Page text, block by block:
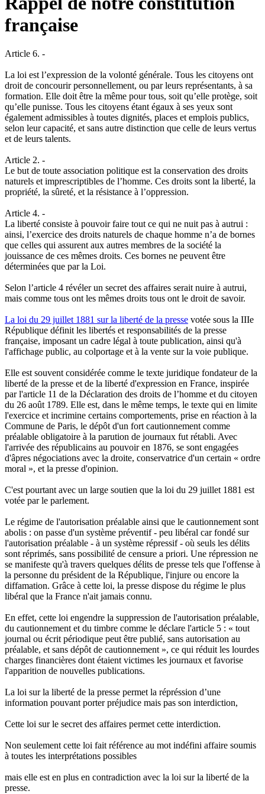
française
Article 6. -
La loi est l’expression de la volonté générale. Tous les citoyens ont
droit de concourir personnellement, ou par leurs représentants, à sa
formation. Elle doit être la même pour tous, soit qu’elle protège, soit
qu’elle punisse. Tous les citoyens étant égaux à ses yeux sont
également admissibles à toutes dignités, places et emplois publics,
selon leur capacité, et sans autre distinction que celle de leurs vertus
et de leurs talents.
Article 2. -
Le but de toute association politique est la conservation des droits
naturels et imprescriptibles de l’homme. Ces droits sont la liberté, la
propriété, la sûreté, et la résistance à l’oppression.
Article 4. -
La liberté consiste à pouvoir faire tout ce qui ne nuit pas à autrui :
ainsi, l’exercice des droits naturels de chaque homme n’a de bornes
que celles qui assurent aux autres membres de la société la
jouissance de ces mêmes droits. Ces bornes ne peuvent être
déterminées que par la Loi.
Selon l’article 4 révéler un secret des affaires serait nuire à autrui,
mais comme tous ont les mêmes droits tous ont le droit de savoir.
La loi du 29 juillet 1881 sur la liberté de la presse votée sous la IIIe
République définit les libertés et responsabilités de la presse
française, imposant un cadre légal à toute publication, ainsi qu'à
l'affichage public, au colportage et à la vente sur la voie publique.
Elle est souvent considérée comme le texte juridique fondateur de la
liberté de la presse et de la liberté d'expression en France, inspirée
par l'article 11 de la Déclaration des droits de l’homme et du citoyen
du 26 août 1789. Elle est, dans le même temps, le texte qui en limite
l'exercice et incrimine certains comportements, prise en réaction à la
Commune de Paris, le dépôt d'un fort cautionnement comme
préalable obligatoire à la parution de journaux fut rétabli. Avec
l'arrivée des républicains au pouvoir en 1876, se sont engagées
d'âpres négociations avec la droite, conservatrice d'un certain « ordre
moral », et la presse d'opinion.
C'est pourtant avec un large soutien que la loi du 29 juillet 1881 est
votée par le parlement.
Le régime de l'autorisation préalable ainsi que le cautionnement sont
abolis : on passe d'un système préventif - peu libéral car fondé sur
l'autorisation préalable - à un système répressif - où seuls les délits
sont réprimés, sans possibilité de censure a priori. Une répression ne
se manifeste qu'à travers quelques délits de presse tels que l'offense à
la personne du président de la République, l'injure ou encore la
diffamation. Grâce à cette loi, la presse dispose du régime le plus
libéral que la France n'ait jamais connu.
En effet, cette loi engendre la suppression de l'autorisation préalable,
du cautionnement et du timbre comme le déclare l'article 5 : « tout
journal ou écrit périodique peut être publié, sans autorisation au
préalable, et sans dépôt de cautionnement », ce qui réduit les lourdes
charges financières dont étaient victimes les journaux et favorise
l'apparition de nouvelles publications.
La loi sur la liberté de la presse permet la répréssion d’une
information pouvant porter préjudice mais pas son interdiction,
Cette loi sur le secret des affaires permet cette interdiction.
Non seulement cette loi fait référence au mot indéfini affaire soumis
à toutes les interprétations possibles
mais elle est en plus en contradiction avec la loi sur la liberté de la
presse.